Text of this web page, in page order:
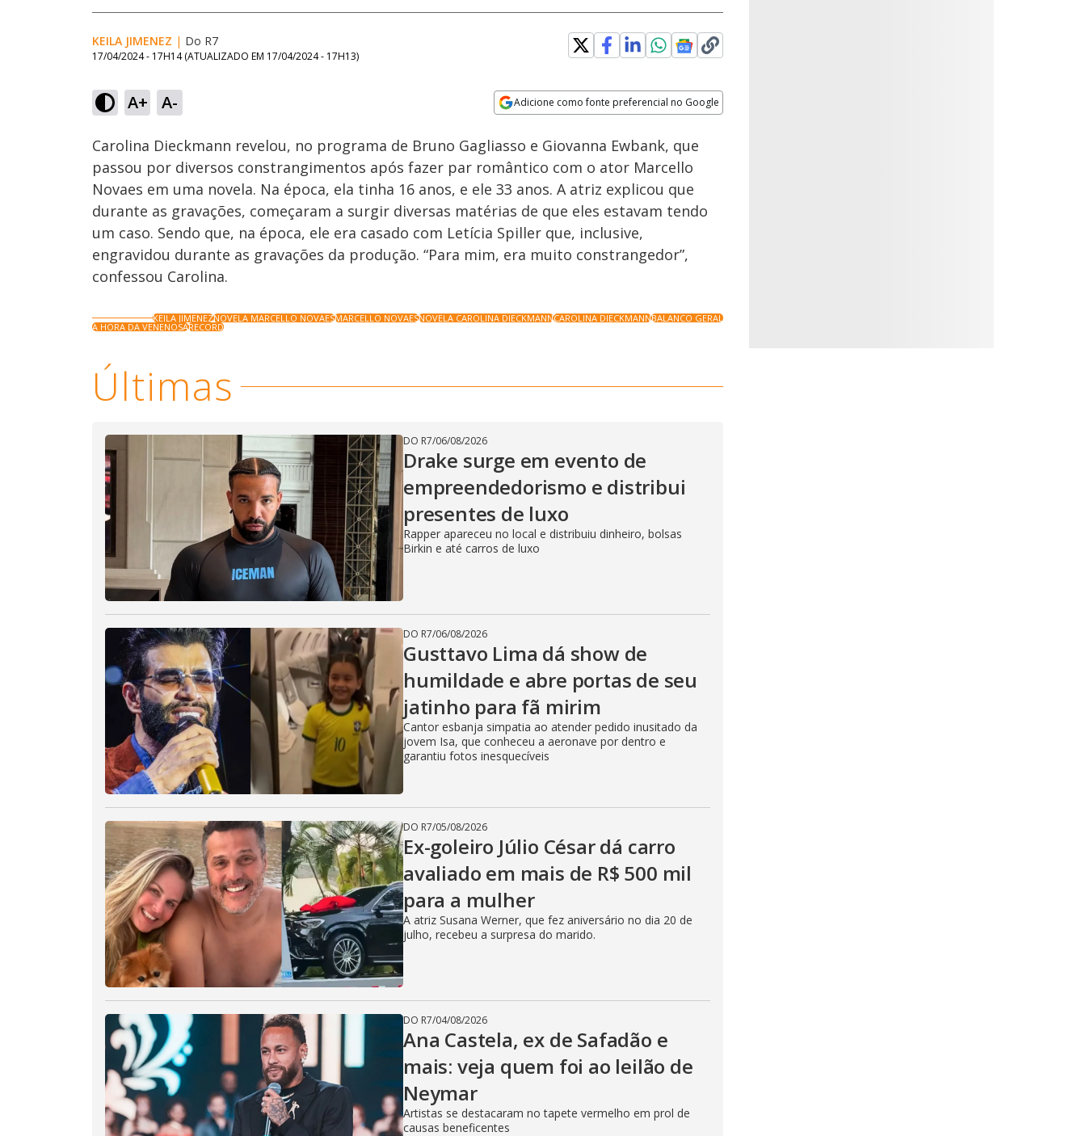
KEILA JIMENEZ | Do R7
17/04/2024 - 17H14 (ATUALIZADO EM 17/04/2024 - 17H13)
A+ A- Adicione como fonte preferencial no Google
Ativar
Som
Velocidade
Carolina Dieckmann revelou, no programa de Bruno Gagliasso e Giovanna Ewbank, que
passou por diversos constrangimentos após fazer par romântico com o ator Marcello
Novaes em uma novela. Na época, ela tinha 16 anos, e ele 33 anos. A atriz explicou que
durante as gravações, começaram a surgir diversas matérias de que eles estavam tendo
um caso. Sendo que, na época, ele era casado com Letícia Spiller que, inclusive,
engravidou durante as gravações da produção. “Para mim, era muito constrangedor”,
confessou Carolina.
KEILA JIMENEZNOVELA MARCELLO NOVAESMARCELLO NOVAESNOVELA CAROLINA DIECKMANNCAROLINA DIECKMANNBALANCO GERAL
A HORA DA VENENOSARECORD
Últimas
DO R7/06/08/2026
Drake surge em evento de
empreendedorismo e distribui
presentes de luxo
Rapper apareceu no local e distribuiu dinheiro, bolsas
Birkin e até carros de luxo
DO R7/06/08/2026
Gusttavo Lima dá show de
humildade e abre portas de seu
jatinho para fã mirim
Cantor esbanja simpatia ao atender pedido inusitado da
jovem Isa, que conheceu a aeronave por dentro e
garantiu fotos inesquecíveis
DO R7/05/08/2026
Ex-goleiro Júlio César dá carro
avaliado em mais de R$ 500 mil
para a mulher
A atriz Susana Werner, que fez aniversário no dia 20 de
julho, recebeu a surpresa do marido.
DO R7/04/08/2026
Ana Castela, ex de Safadão e
mais: veja quem foi ao leilão de
Neymar
Artistas se destacaram no tapete vermelho em prol de
causas beneficentes